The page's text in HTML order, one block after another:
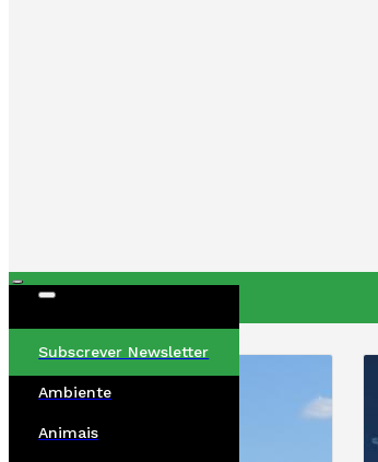
Subscrever Newsletter
Ambiente
Animais